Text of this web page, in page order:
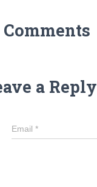
Comments
a Reply
Email *